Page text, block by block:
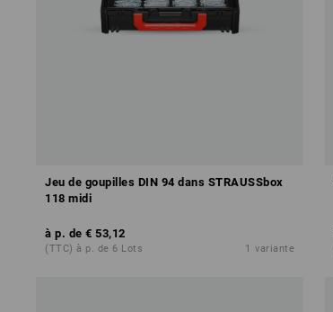
Jeu de goupilles DIN 94 dans STRAUSSbox
118 midi
à p. de € 53,12
(TTC) à p. de 6 Lots 1 variante